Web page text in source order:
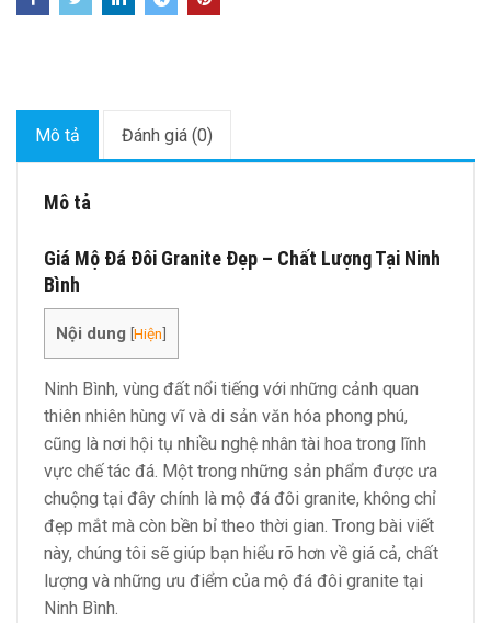
Mô tả Đánh giá (0)
Mô tả
Giá Mộ Đá Đôi Granite Đẹp – Chất Lượng Tại Ninh
Bình
Nội dung [Hiện]
Ninh Bình, vùng đất nổi tiếng với những cảnh quan
thiên nhiên hùng vĩ và di sản văn hóa phong phú,
cũng là nơi hội tụ nhiều nghệ nhân tài hoa trong lĩnh
vực chế tác đá. Một trong những sản phẩm được ưa
chuộng tại đây chính là mộ đá đôi granite, không chỉ
đẹp mắt mà còn bền bỉ theo thời gian. Trong bài viết
này, chúng tôi sẽ giúp bạn hiểu rõ hơn về giá cả, chất
lượng và những ưu điểm của mộ đá đôi granite tại
Ninh Bình.